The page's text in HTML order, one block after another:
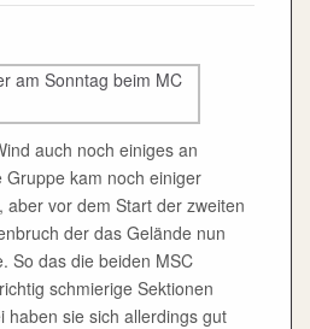
auch noch einiges an
Gruppe kam noch einiger
vor dem Start der zweiten
der das Gelände nun
So das die beiden MSC
schmierige Sektionen
haben sie sich allerdings gut